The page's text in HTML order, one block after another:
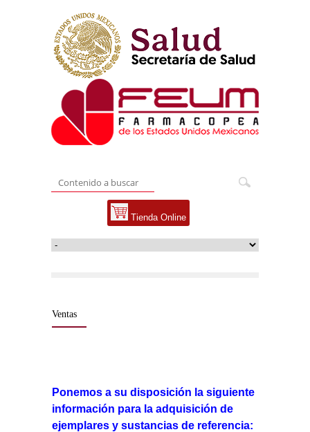
Tienda Online
Ventas
Ponemos a su disposición la siguiente
información para la adquisición de
ejemplares y sustancias de referencia: